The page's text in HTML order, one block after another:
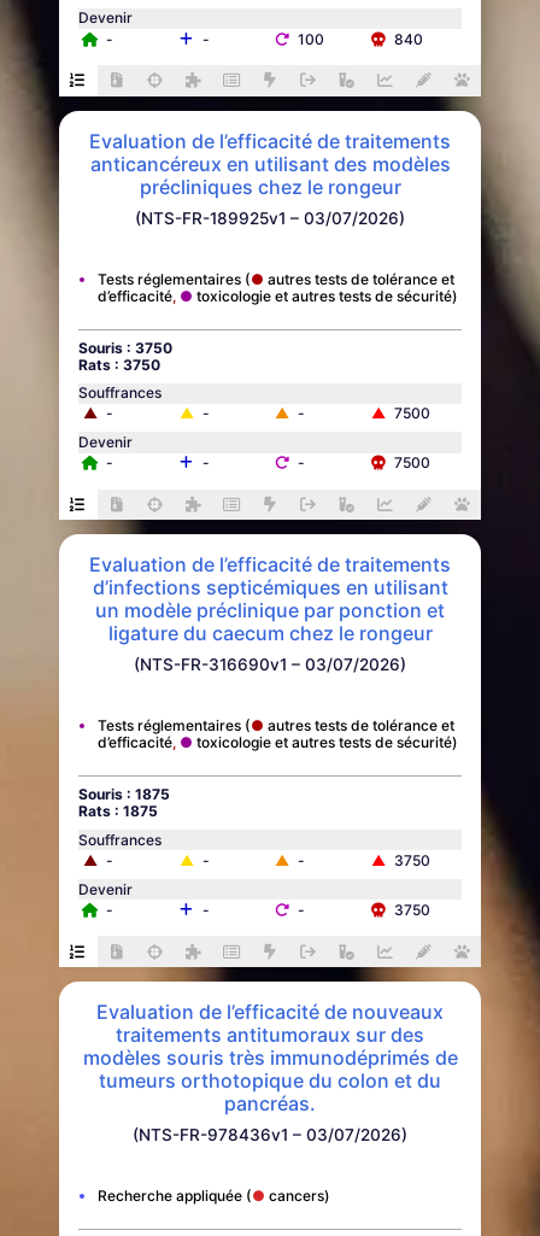
Devenir
-
- 100 840
Evaluation de l’efficacité de traitements
anticancéreux en utilisant des modèles
précliniques chez le rongeur
(NTS-FR-189925v1 – 03/07/2026)
Tests réglementaires
autres tests de tolérance et
d’efficacité
toxicologie et autres tests de sécurité
Souris : 3750
Rats : 3750
Souffrances
▲ - ▲ - ▲ - ▲ 7500
Devenir
-
- - 7500
Evaluation de l’efficacité de traitements
d’infections septicémiques en utilisant
un modèle préclinique par ponction et
ligature du caecum chez le rongeur
(NTS-FR-316690v1 – 03/07/2026)
Tests réglementaires
autres tests de tolérance et
d’efficacité
toxicologie et autres tests de sécurité
Souris : 1875
Rats : 1875
Souffrances
▲ - ▲ - ▲ - ▲ 3750
Devenir
-
- - 3750
Evaluation de l’efficacité de nouveaux
traitements antitumoraux sur des
modèles souris très immunodéprimés de
tumeurs orthotopique du colon et du
pancréas.
(NTS-FR-978436v1 – 03/07/2026)
Recherche appliquée cancers